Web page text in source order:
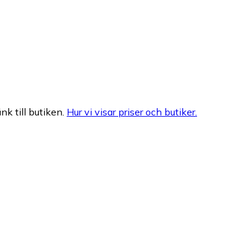
till butiken. Hur vi visar priser och butiker.